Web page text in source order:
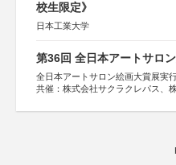
校生限定》
日本工業大学
第36回 全日本アートサロ
全日本アートサロン絵画大賞展実
共催：株式会社サクラクレパス、